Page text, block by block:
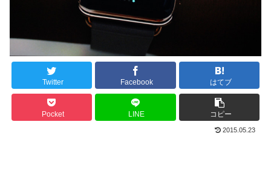
Twitter Facebook はてブ
Pocket LINE コピー
2015.05.23